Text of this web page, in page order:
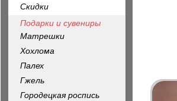
Скидки
Подарки и сувениры
Матрешки
Хохлома
Палех
Гжель
Городецкая роспись